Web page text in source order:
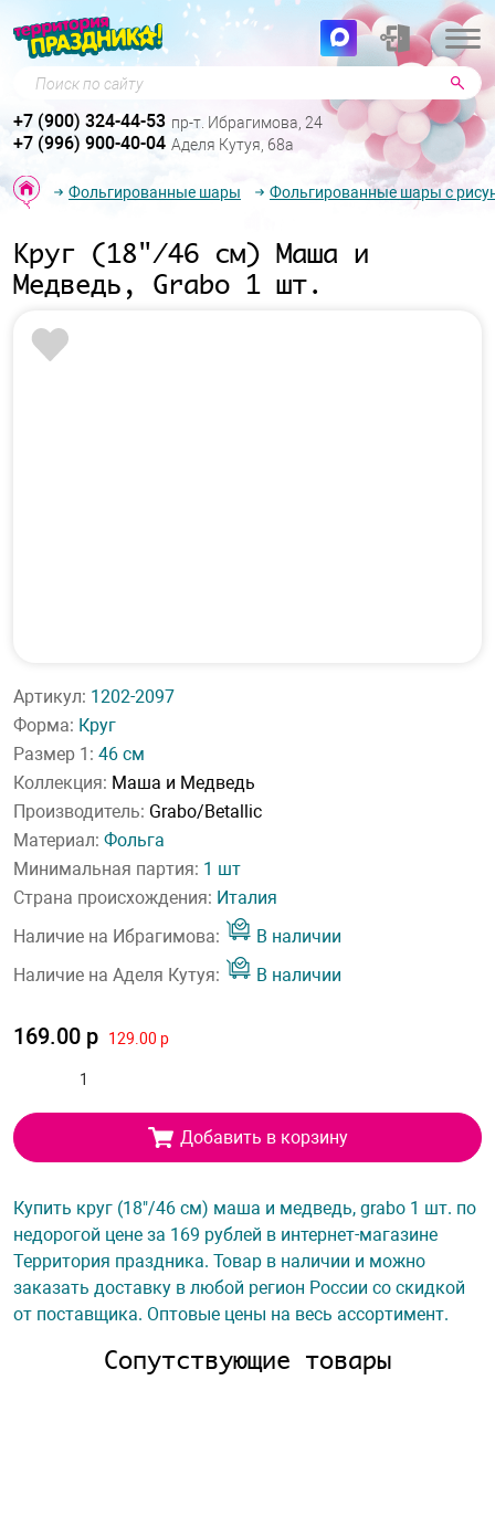
Поиск по сайту
+7 (900) 324-44-53 пр-т. Ибрагимова, 24
+7 (996) 900-40-04 Аделя Кутуя, 68а
Фольгированные шары Фольгированные шары с
Круг (18"/46 см) Маша и
Медведь, Grabo 1 шт.
Артикул: 1202-2097
Форма: Круг
Размер 1: 46 см
Коллекция: Маша и Медведь
Производитель: Grabo/Betallic
Материал: Фольга
Минимальная партия: 1 шт
Страна происхождения: Италия
Наличие на Ибрагимова:
В наличии
Наличие на Аделя Кутуя:
В наличии
169.00 р 129.00 р
Добавить в корзину
Купить круг (18"/46 см) маша и медведь, grabo 1 шт. по
недорогой цене за 169 рублей в интернет-магазине
Территория праздника. Товар в наличии и можно
заказать доставку в любой регион России со скидкой
от поставщика. Оптовые цены на весь ассортимент.
Сопутствующие товары